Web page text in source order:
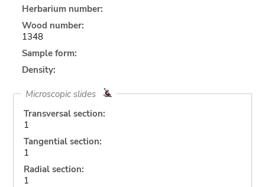
Herbarium number:
Wood number:
1348
Sample form:
Density:
Microscopic slides
Transversal section:
1
Tangential section:
1
Radial section:
1